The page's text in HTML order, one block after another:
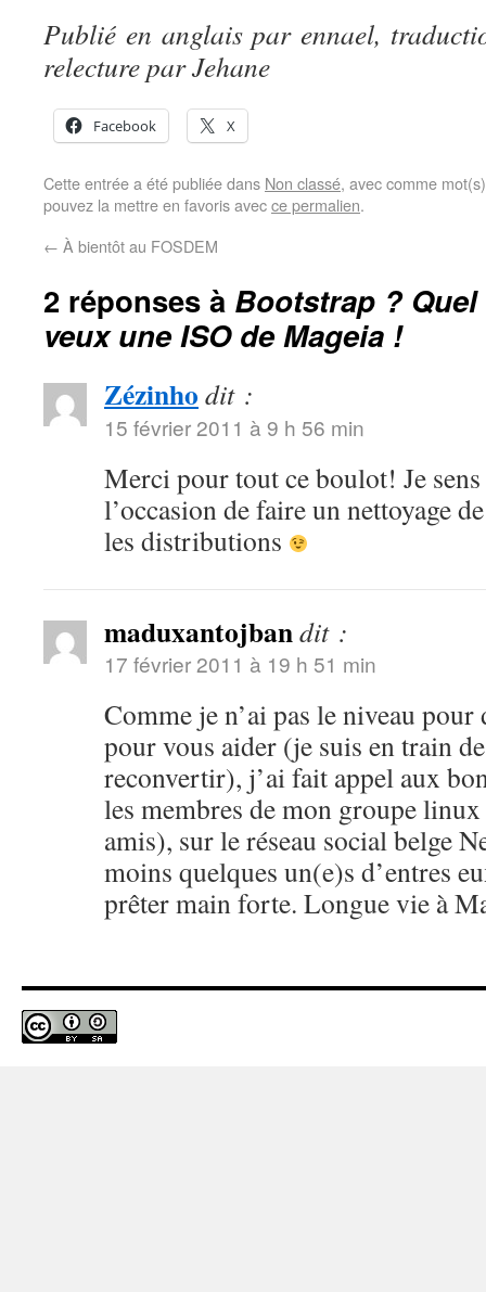
Publié en anglais par ennael,
relecture par Jehane
Facebook X
Cette entrée a été publiée dans Non classé, avec comme
pouvez la mettre en favoris avecce permalien.
← À bientôt au FOSDEM
2 réponses à Bootstrap ?
veux une ISO de Mageia !
Zézinho dit :
15 février 2011 à 9 h 56 min
Merci pour tout ce boulot! Je
l’occasion de faire un nettoyage
les distributions
maduxantojbandit :
17 février 2011 à 19 h 51 min
Comme je n’ai pas le niveau
pour vous aider (je suis en train
reconvertir), j’ai fait appel aux
les membres de mon groupe
amis), sur le réseau social belge
moins quelques un(e)s d’entres
prêter main forte. Longue vie à